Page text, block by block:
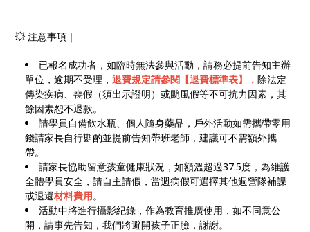
💥 注意事項｜
已報名成功者，如臨時無法參與活動，請務必提前告知主辦
單位，逾期不受理，退費規定請參閱【退費標準表】，除法定
傳染疾病、喪假（須出示證明）或颱風假等不可抗力因素，其
餘因素恕不退款。
請學員自備飲水瓶、個人隨身藥品，戶外活動如需攜帶零用
錢請家長自行斟酌並提前告知帶班老師，建議可不需額外攜
帶。
請家長協助留意孩童健康狀況，如額溫超過37.5度，為維護
全體學員安全，請自主請假，當週病假可選擇其他週營隊補課
或退還材料費用。
活動中將進行攝影紀錄，作為教育推廣使用，如不同意公
開，請事先告知，我們將避開孩子正臉，謝謝。